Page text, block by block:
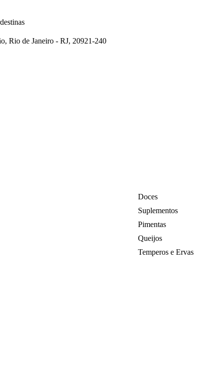
Rio de Janeiro - RJ, 20921-240
Doces
Suplementos
Pimentas
Queijos
Temperos e Ervas